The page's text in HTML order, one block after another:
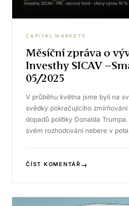
CAPITAL MARKETS
Měsíční zpráva o
Investhy SICAV
05/2025
V průběhu května jsme byli na
svědky pokračujícího
dopadů politiky Donalda
svém rozhodování nebere v
ČÍST KOMENTÁŘ →